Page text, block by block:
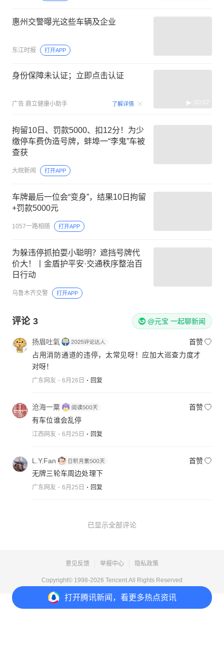
打开腾讯新闻，看更多热点资讯
惠州交警曝光这些车辆及企业
东江时报 打开APP
身份保障未认证；立即点击认证
广告 鼎立健康小助手 了解详情 00:07
拘留10日、罚款5000、扣12分！为少
缴停车费伪造号牌，蚌埠一“李鬼”车被
查获
大皖新闻 打开APP
车牌最后一位会“变身”，结果10日拘留
+罚款5000元
1057一路相随 打开APP
为躲违停抓拍耍小聪明？遮挡号牌代
价大！丨金盾护平安·交通秩序整治百
日行动
乌鲁木齐交警 打开APP
评论 3 @元宝 一起聊新闻
扬眉吐氣
首赞
占用消防通道的违停，太常见呀！应加大巡查力度才
对呀！
广东网友 6月26日 回复
沧海一粟
首赞
有车位谁会乱停
江西网友 6月25日 回复
L.Y.Fan
首赞
无牌三轮车周边处理下
广东网友 6月25日 回复
已显示全部评论
意见反馈 举报中心 隐私政策
Copyright© 1998-2026 Tencent.All Rights Reserved